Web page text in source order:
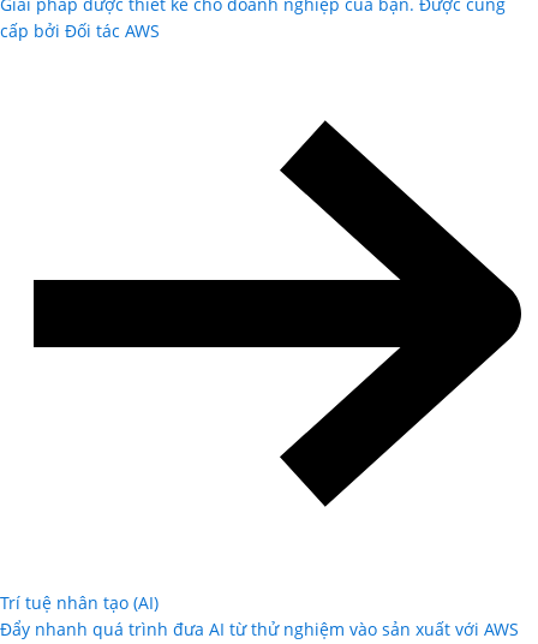
cấp bởi Đối tác AWS
Trí tuệ nhân tạo (AI)
Đẩy nhanh quá trình đưa AI từ thử nghiệm vào sản xuất với AWS